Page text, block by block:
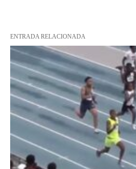
ENTRADA RELACIONADA